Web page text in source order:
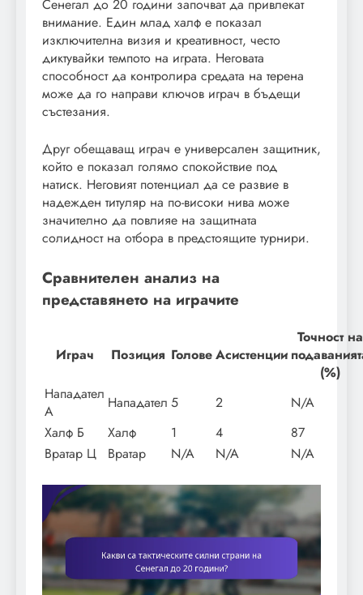
Сенегал до 20 години започват да привлекат
внимание. Един млад халф е показал
изключителна визия и креативност, често
диктувайки темпото на играта. Неговата
способност да контролира средата на терена
може да го направи ключов играч в бъдещи
състезания.
Друг обещаващ играч е универсален защитник,
който е показал голямо спокойствие под
натиск. Неговият потенциал да се развие в
надежден титуляр на по-високи нива може
значително да повлияе на защитната
солидност на отбора в предстоящите турнири.
Сравнителен анализ на
представянето на играчите
Играч Позиция ГоловеАсистенции
Точност на
(%)
Нападател
А
Нападател 5 2
N/A
Халф Б
Халф 1 4
87
Вратар Ц
Вратар N/A N/A N/A